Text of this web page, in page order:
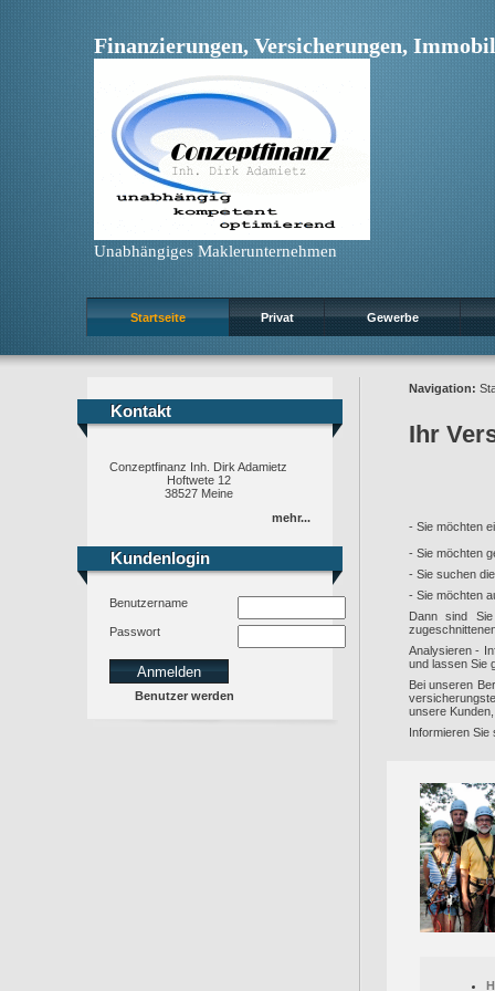
Finanzierungen, Versicherungen,
Unabhängiges Maklerunternehmen
Startseite Privat Gewerbe
Kontakt
Kontakt
Conzeptfinanz Inh. Dirk Adamietz
Hoftwete 12
38527 Meine
mehr...
Kundenlogin
Kundenlogin
Benutzername
Passwort
Benutzer werden
Navigation:
Ihr
- Sie möchten
- Sie möchten
- Sie suchen
- Sie möchten
Dann sind
Analysieren -
und lassen Sie
Bei unseren
unsere
Informieren Sie